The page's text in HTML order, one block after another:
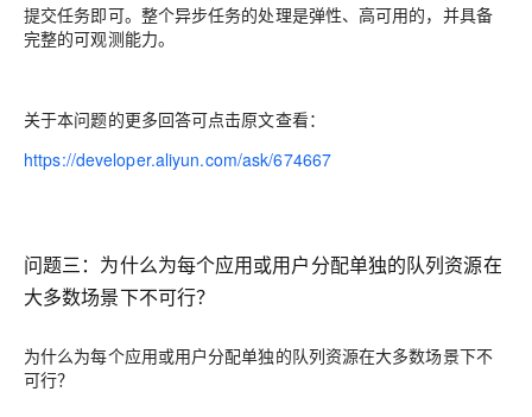
提交任务即可。整个异步任务的处理是弹性、高可用的，并具备
完整的可观测能力。
关于本问题的更多回答可点击原文查看：
https://developer.aliyun.com/ask/674667
问题三： 为什么为每个应用或用户分配单独的队列资源在
大多数场景下不可行？
为什么为每个应用或用户分配单独的队列资源在大多数场景下不
可行？